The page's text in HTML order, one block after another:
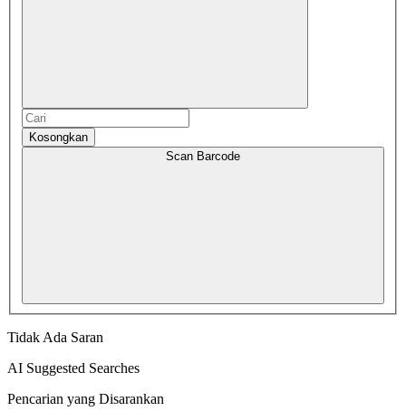
Kosongkan
Scan Barcode
Tidak Ada Saran
AI Suggested Searches
Pencarian yang Disarankan